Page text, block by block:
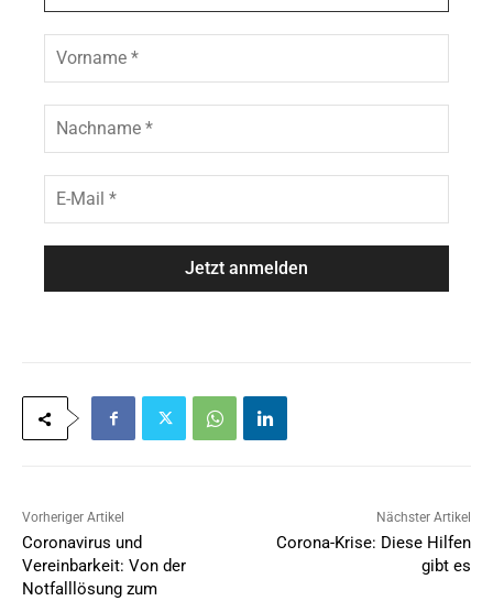
r
e
e
r
n
m
c
h
a
M
a
l
Vorheriger Artikel
Coronavirus und
Vereinbarkeit: Von der
Notfalllösung zum
Nächster Artikel
Corona-Krise: Diese Hilfen
gibt es